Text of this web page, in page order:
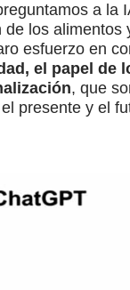
a la
de los alimentos
esfuerzo en
el papel de
, que
presente y el